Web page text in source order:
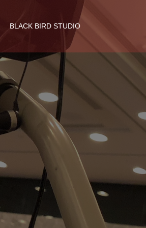
BLACK BIRD STUDIO